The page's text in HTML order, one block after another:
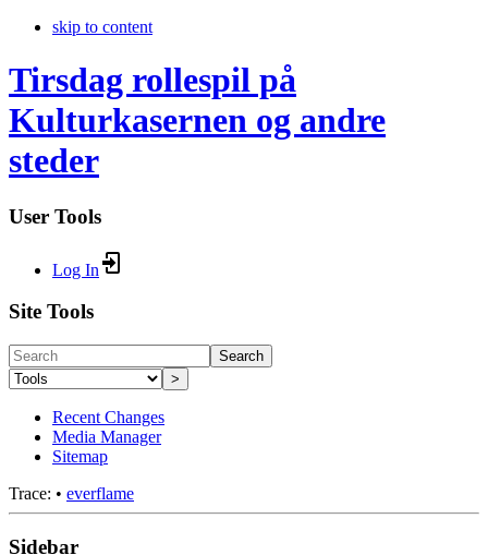
skip to content
Tirsdag rollespil på
Kulturkasernen og andre
steder
User Tools
Log In
Site Tools
Search
>
Recent Changes
Media Manager
Sitemap
Trace: • everflame
Sidebar